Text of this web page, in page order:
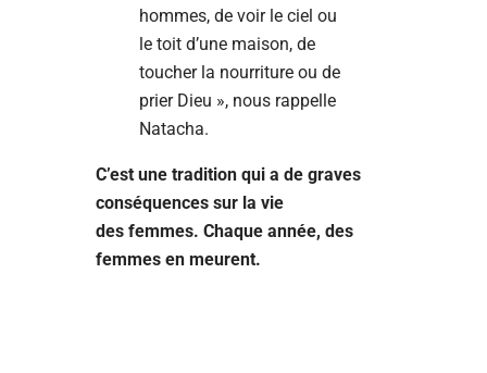
hommes, de voir le ciel ou
le toit d’une maison, de
toucher la nourriture ou de
prier Dieu », nous rappelle
Natacha.
C’est une tradition qui a de graves
conséquences sur la vie
des femmes. Chaque année, des
femmes en meurent.